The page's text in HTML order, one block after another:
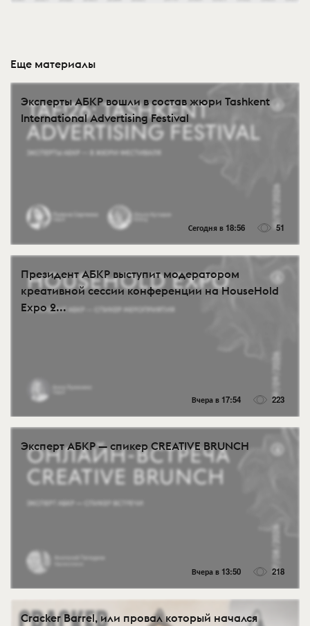
Еще материалы
Эксперты АБКР вошли в состав жюри Tashkent
International Advertising Festival
Сегодня в 18:56 51
Президент АБКР выступит модератором
креативной сессии конференции на HouseHold
Expo 2...
Вчера в 17:54 223
Эксперт АБКР — спикер CREATIVE BRUNCH
Вчера в 13:50 218
Cracker Barrel, или провал который начался